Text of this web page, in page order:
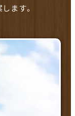
ます。